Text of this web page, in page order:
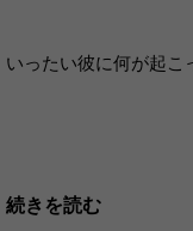
いったい彼に何が起こ
続きを読む